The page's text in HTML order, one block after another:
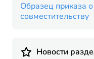
Образец приказа
совместительству
Новости